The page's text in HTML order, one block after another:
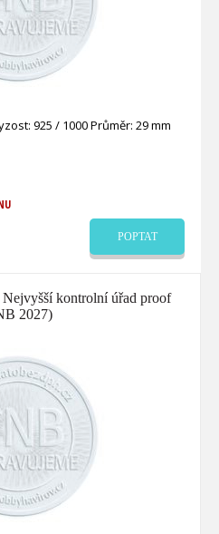
925 / 1000 Průměr: 29 mm
POPTAT
kontrolní úřad proof
2027)